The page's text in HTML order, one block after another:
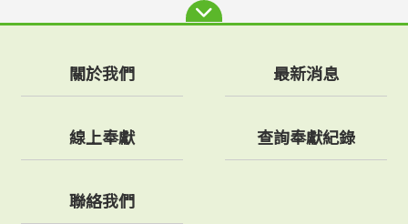
關於我們 最新消息
線上奉獻 查詢奉獻紀錄
聯絡我們